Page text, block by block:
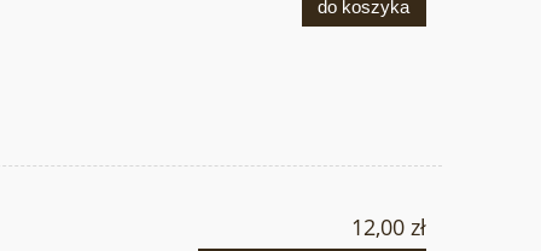
do koszyka
12,00 zł